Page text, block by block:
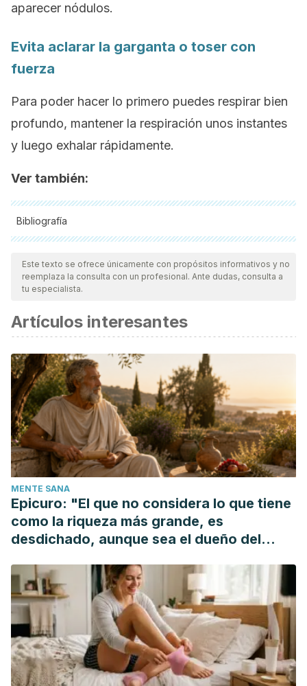
aparecer nódulos.
Evita aclarar la garganta o toser con
fuerza
Para poder hacer lo primero puedes respirar bien
profundo, mantener la respiración unos instantes
y luego exhalar rápidamente.
Ver también:
Bibliografía
Todas las fuentes citadas fueron revisadas a profundidad por
nuestro equipo, para asegurar su calidad, confiabilidad,
vigencia y validez.La bibliografía de este artículo fue
científica.
Arroba Basanta, M. (2003). Laringitis aguda (Crup). Anales
de Pediatría.
Peña, C. (2010). La disfonía. Revista Digital Para Profesores
de La Enseñanza.
Le Huche, F. (2004). LA VOZ, Patología Vocal De Origen
Orgánico. Breviarios Del Fondo de Cultura Económica.
Este texto se ofrece únicamente con propósitos informativos y no
reemplaza la consulta con un profesional. Ante dudas, consulta a
tu especialista.
Artículos interesantes
MENTE SANA
Epicuro: "El que no considera lo que tiene
como la riqueza más grande, es
desdichado, aunque sea el dueño del